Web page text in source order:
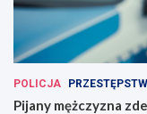
POLICJA
Pijany mężczyzna